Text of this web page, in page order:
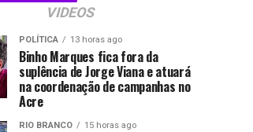
VIDEOS
POLÍTICA 13 horas ago
Binho Marques fica fora da
suplência de Jorge Viana e atuará
na coordenação de campanhas no
Acre
RIO BRANCO 15 horas ago